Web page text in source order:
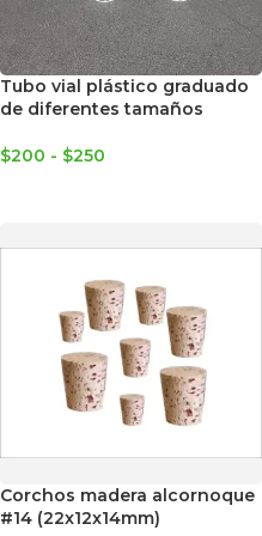
Tubo vial plástico graduado
de diferentes tamaños
$200 - $250
Corchos madera alcornoque
#14 (22x12x14mm)